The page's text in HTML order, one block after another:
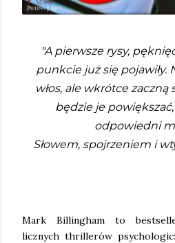
"A pierwsze rysy,
punkcie już się pojawiły.
włos, ale wkrótce zaczną
będzie je
odpowiedni
Słowem, spojrzeniem i
Mark Billingham to
licznych thrillerów